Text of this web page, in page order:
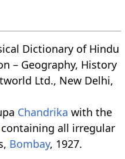
Dictionary of Hindu
– Geography, History
Ltd., New Delhi,
Chandrika with the
containing all irregular
Bombay, 1927.